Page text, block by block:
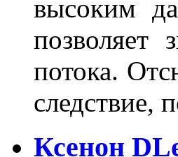
высоким
позволяет
потока.
Ксенон